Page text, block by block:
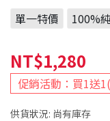
單一特價 100%
NT$1,280
促銷活動：買1送
供貨狀況: 尚有庫存